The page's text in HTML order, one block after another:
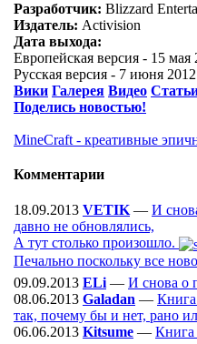
Разработчик: Blizzard
Издатель: Activision
Дата выхода:
Европейская версия - 15 мая
Русская версия - 7 июня 2012
Вики Галерея Видео
Поделись новостью!
MineCraft - креативные
Комментарии
18.09.2013 VETIK — И
давно не обновлялись,
А тут столько произошло.
Печально поскольку все
09.09.2013 ELi — И снова о
08.06.2013 Galadan —
так, почему бы и нет, рано
06.06.2013 Kitsume — Книга